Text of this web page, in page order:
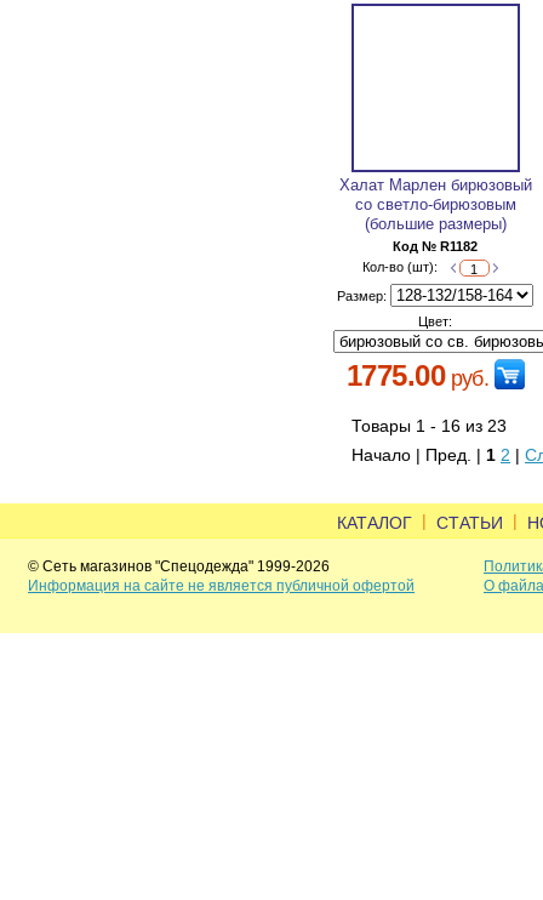
Халат Марлен бирюзовый
со светло-бирюзовым
(большие размеры)
Код № R1182
Кол-во (шт):
Размер:
Цвет:
1775.00руб.
Товары 1 - 16 из 23
Начало | Пред. | 1 2 |
КАТАЛОГ | СТАТЬИ |
© Сеть магазинов "Спецодежда" 1999-2026
Информация на сайте не является публичной офертой
О